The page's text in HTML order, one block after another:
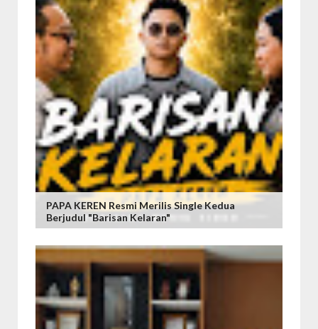
PAPA KEREN Resmi Merilis Single Kedua
Berjudul "Barisan Kelaran"